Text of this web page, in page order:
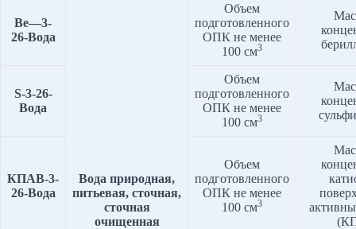
Вода природная,
питьевая, сточная,
сточная
очищенная
Be—3-
26-Вода
Объем
подготовленного
ОПК не менее
100 см3
S-3-26-
Вода
Объем
подготовленного
ОПК не менее
100 см3
КПАВ-3-
26-Вода
Объем
подготовленного
ОПК не менее
100 см3